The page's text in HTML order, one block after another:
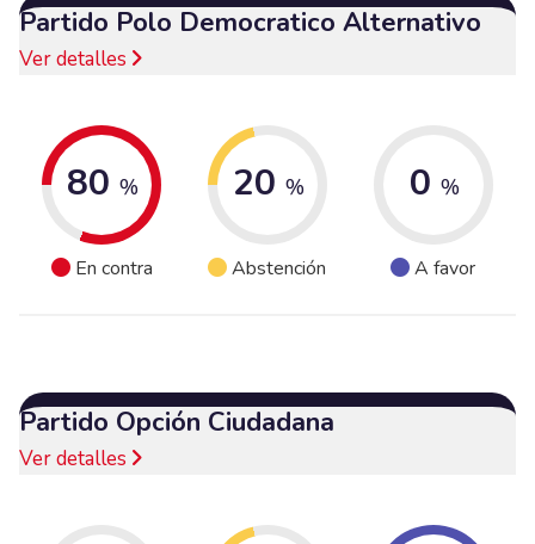
Partido Polo Democratico Alternativo
Ver detalles
80 %
En contra
20 %
Abstención
0 %
A favor
Partido Opción Ciudadana
Ver detalles